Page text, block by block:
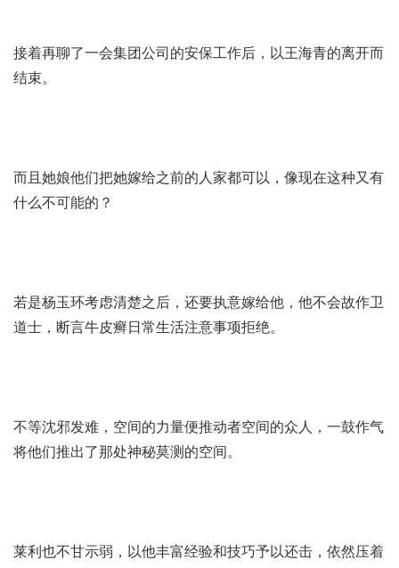
接着再聊了一会集团公司的安保工作后，以王海青的离开而
结束。
而且她娘他们把她嫁给之前的人家都可以，像现在这种又有
什么不可能的？
若是杨玉环考虑清楚之后，还要执意嫁给他，他不会故作卫
道士，断言牛皮癣日常生活注意事项拒绝。
不等沈邪发难，空间的力量便推动者空间的众人，一鼓作气
将他们推出了那处神秘莫测的空间。
莱利也不甘示弱，以他丰富经验和技巧予以还击，依然压着